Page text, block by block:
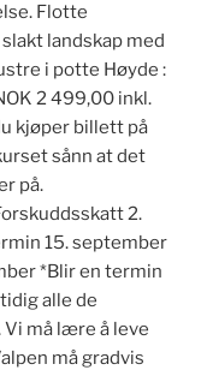
Flotte
landskap med
i potte Høyde :
2 499,00 inkl.
kjøper billett på
sånn at det
på.
2.
15. september
*Blir en termin
alle de
må lære å leve
må gradvis